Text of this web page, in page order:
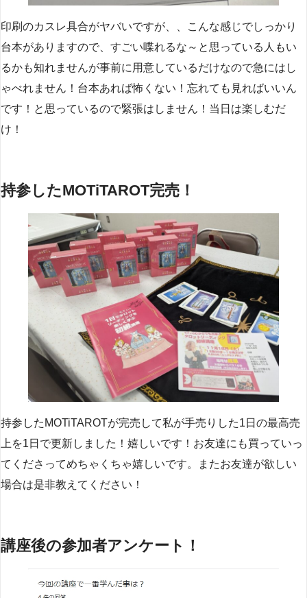
印刷のカスレ具合がヤバいですが、、こんな感じでしっかり
台本がありますので、すごい喋れるな～と思っている人もい
るかも知れませんが事前に用意しているだけなので急にはし
ゃべれません！台本あれば怖くない！忘れても見ればいいん
です！と思っているので緊張はしません！当日は楽しむだ
け！
持参したMOTiTAROT完売！
持参したMOTiTAROTが完売して私が手売りした1日の最高売
上を1日で更新しました！嬉しいです！お友達にも買っていっ
てくださってめちゃくちゃ嬉しいです。またお友達が欲しい
場合は是非教えてください！
講座後の参加者アンケート！